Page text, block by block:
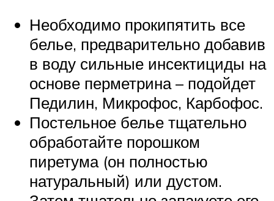
Необходимо прокипятить все
белье, предварительно добавив
в воду сильные инсектициды на
основе перметрина – подойдет
Педилин, Микрофос, Карбофос.
Постельное белье тщательно
обработайте порошком
пиретума (он полностью
натуральный) или дустом.